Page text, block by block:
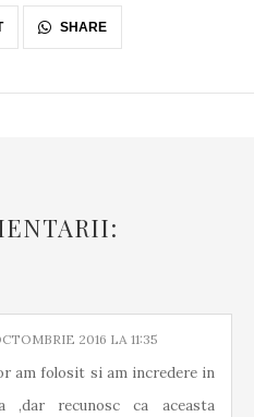
SHARE
2016 LA 11:35
am folosit si am incredere in
,dar recunosc ca aceasta